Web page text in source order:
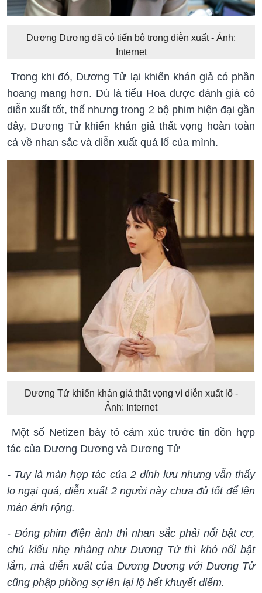
Dương Dương đã có tiến bộ trong diễn xuất - Ảnh:
Internet
Trong khi đó, Dương Tử lại khiến khán giả có phần
hoang mang hơn. Dù là tiểu Hoa được đánh giá có
diễn xuất tốt, thế nhưng trong 2 bộ phim hiện đại gần
đây, Dương Tử khiến khán giả thất vọng hoàn toàn
cả về nhan sắc và diễn xuất quá lố của mình.
Dương Tử khiến khán giả thất vọng vì diễn xuất lố -
Ảnh: Internet
Một số Netizen bày tỏ cảm xúc trước tin đồn hợp
tác của Dương Dương và Dương Tử
- Tuy là màn hợp tác của 2 đỉnh lưu nhưng vẫn thấy
lo ngại quá, diễn xuất 2 người này chưa đủ tốt để lên
màn ảnh rộng.
- Đóng phim điện ảnh thì nhan sắc phải nổi bật cơ,
chú kiểu nhẹ nhàng như Dương Tử thì khó nổi bật
lắm, mà diễn xuất của Dương Dương với Dương Tử
cũng phập phồng sợ lên lại lộ hết khuyết điểm.